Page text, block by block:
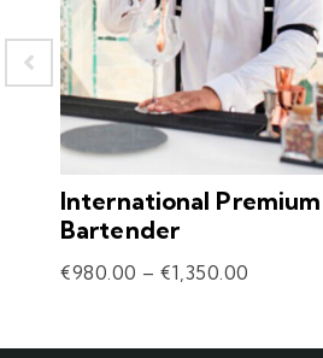
International Premium
Bartender
€980.00 – €1,350.00